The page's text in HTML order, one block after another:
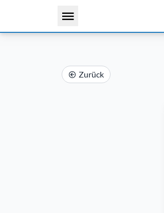
Zurück